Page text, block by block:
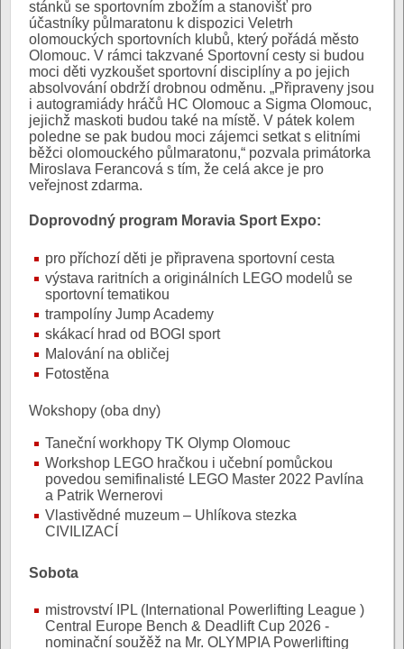
stánků se sportovním zbožím a stanovišť pro
účastníky půlmaratonu k dispozici Veletrh
olomouckých sportovních klubů, který pořádá město
Olomouc. V rámci takzvané Sportovní cesty si budou
moci děti vyzkoušet sportovní disciplíny a po jejich
absolvování obdrží drobnou odměnu. „Připraveny jsou
i autogramiády hráčů HC Olomouc a Sigma Olomouc,
jejichž maskoti budou také na místě. V pátek kolem
poledne se pak budou moci zájemci setkat s elitními
běžci olomouckého půlmaratonu,“ pozvala primátorka
Miroslava Ferancová s tím, že celá akce je pro
veřejnost zdarma.
Doprovodný program Moravia Sport Expo:
pro příchozí děti je připravena sportovní cesta
výstava raritních a originálních LEGO modelů se
sportovní tematikou
trampolíny Jump Academy
skákací hrad od BOGI sport
Malování na obličej
Fotostěna
Wokshopy (oba dny)
Taneční workhopy TK Olymp Olomouc
Workshop LEGO hračkou i učební pomůckou
povedou semifinalisté LEGO Master 2022 Pavlína
a Patrik Wernerovi
Vlastivědné muzeum – Uhlíkova stezka
CIVILIZACÍ
Sobota
mistrovství IPL (International Powerlifting League )
Central Europe Bench & Deadlift Cup 2026 -
nominační soužěž na Mr. OLYMPIA Powerlifting